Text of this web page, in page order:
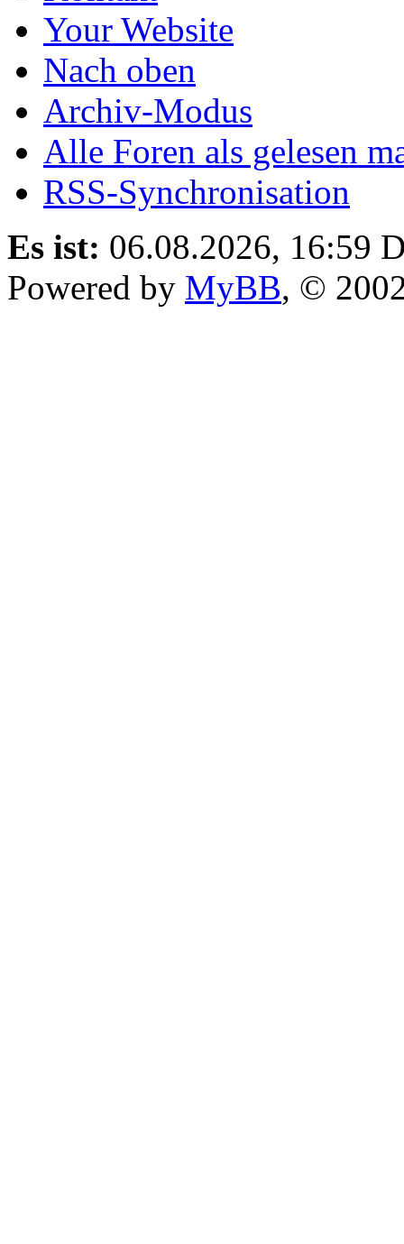
Your Website
Nach oben
Archiv-Modus
Alle Foren als gelesen
RSS-Synchronisation
Es ist: 06.08.2026, 16:59
Powered by MyBB, ©